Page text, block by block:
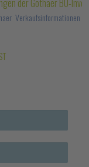
Verkaufsinformationen